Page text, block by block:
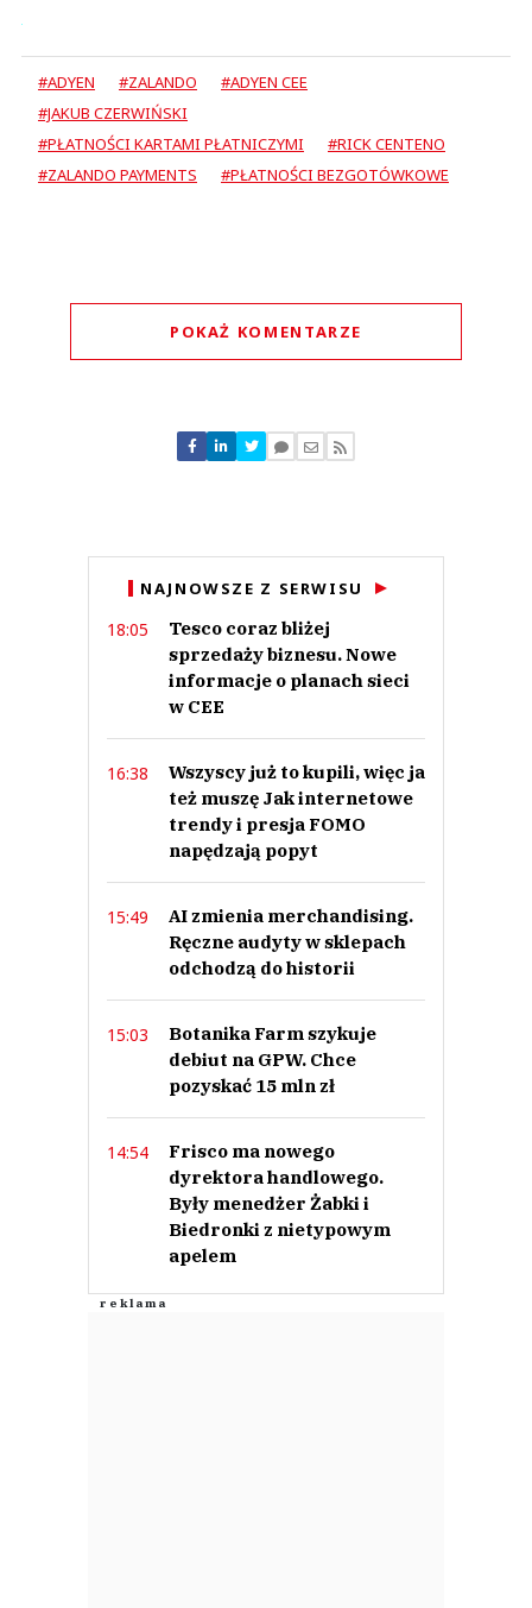
#ADYEN #ZALANDO
#ADYEN CEE
#JAKUB CZERWIŃSKI
#PŁATNOŚCI KARTAMI PŁATNICZYMI
#RICK CENTENO
#ZALANDO PAYMENTS
#PŁATNOŚCI BEZGOTÓWKOWE
POKAŻ KOMENTARZE
Nie znaleziono komentarzy
Zostaw swoje komentarze
NAJNOWSZE Z SERWISU
18:05
Tesco coraz bliżej
sprzedaży biznesu. Nowe
informacje o planach sieci
w CEE
16:38
Wszyscy już to kupili, więc ja
też muszę Jak internetowe
trendy i presja FOMO
napędzają popyt
15:49
AI zmienia merchandising.
Ręczne audyty w sklepach
odchodzą do historii
15:03
Botanika Farm szykuje
debiut na GPW. Chce
pozyskać 15 mln zł
14:54
Frisco ma nowego
dyrektora handlowego.
Były menedżer Żabki i
Biedronki z nietypowym
apelem